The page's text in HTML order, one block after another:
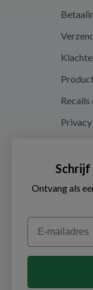
© 2026
Schrijf
Ontvang als
Email